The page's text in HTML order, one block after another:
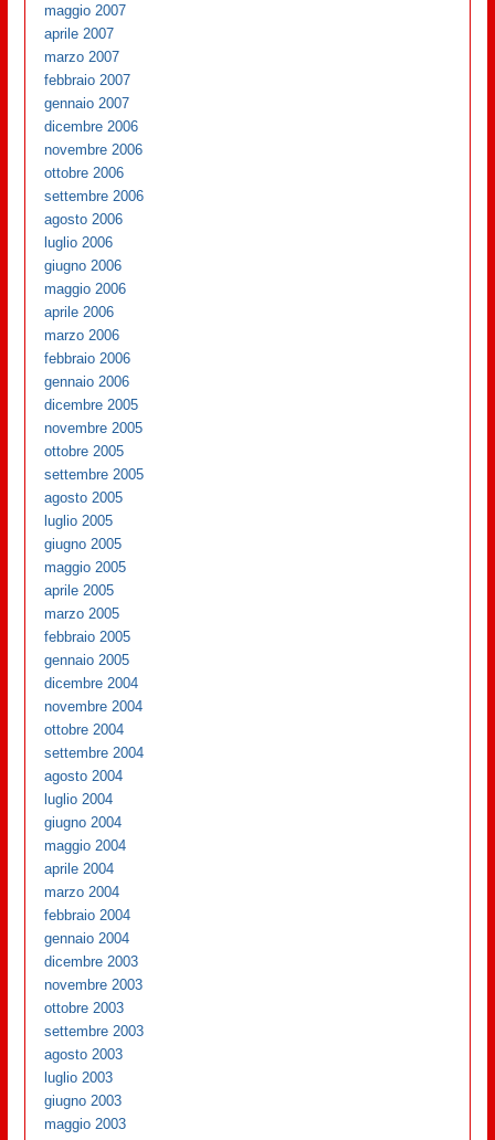
maggio 2007
aprile 2007
marzo 2007
febbraio 2007
gennaio 2007
dicembre 2006
novembre 2006
ottobre 2006
settembre 2006
agosto 2006
luglio 2006
giugno 2006
maggio 2006
aprile 2006
marzo 2006
febbraio 2006
gennaio 2006
dicembre 2005
novembre 2005
ottobre 2005
settembre 2005
agosto 2005
luglio 2005
giugno 2005
maggio 2005
aprile 2005
marzo 2005
febbraio 2005
gennaio 2005
dicembre 2004
novembre 2004
ottobre 2004
settembre 2004
agosto 2004
luglio 2004
giugno 2004
maggio 2004
aprile 2004
marzo 2004
febbraio 2004
gennaio 2004
dicembre 2003
novembre 2003
ottobre 2003
settembre 2003
agosto 2003
luglio 2003
giugno 2003
maggio 2003